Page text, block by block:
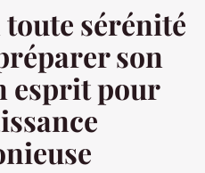
sérénité
son
esprit pour